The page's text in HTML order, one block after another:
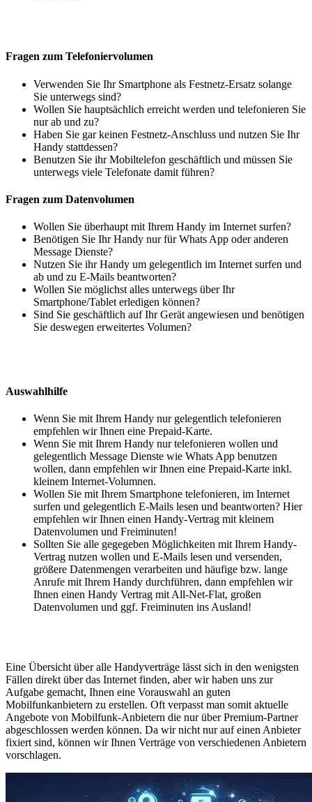
Fragen zum Telefoniervolumen
Verwenden Sie Ihr Smartphone als Festnetz-Ersatz solange
Sie unterwegs sind?
Wollen Sie hauptsächlich erreicht werden und telefonieren Sie
nur ab und zu?
Haben Sie gar keinen Festnetz-Anschluss und nutzen Sie Ihr
Handy stattdessen?
Benutzen Sie ihr Mobiltelefon geschäftlich und müssen Sie
unterwegs viele Telefonate damit führen?
Fragen zum Datenvolumen
Wollen Sie überhaupt mit Ihrem Handy im Internet surfen?
Benötigen Sie Ihr Handy nur für Whats App oder anderen
Message Dienste?
Nutzen Sie ihr Handy um gelegentlich im Internet surfen und
ab und zu E-Mails beantworten?
Wollen Sie möglichst alles unterwegs über Ihr
Smartphone/Tablet erledigen können?
Sind Sie geschäftlich auf Ihr Gerät angewiesen und benötigen
Sie deswegen erweitertes Volumen?
Auswahlhilfe
Wenn Sie mit Ihrem Handy nur gelegentlich telefonieren
empfehlen wir Ihnen eine Prepaid-Karte.
Wenn Sie mit Ihrem Handy nur telefonieren wollen und
gelegentlich Message Dienste wie Whats App benutzen
wollen, dann empfehlen wir Ihnen eine Prepaid-Karte inkl.
kleinem Internet-Volumnen.
Wollen Sie mit Ihrem Smartphone telefonieren, im Internet
surfen und gelegentlich E-Mails lesen und beantworten? Hier
empfehlen wir Ihnen einen Handy-Vertrag mit kleinem
Datenvolumen und Freiminuten!
Sollten Sie alle gegegeben Möglichkeiten mit Ihrem Handy-
Vertrag nutzen wollen und E-Mails lesen und versenden,
größere Datenmengen verarbeiten und häufige bzw. lange
Anrufe mit Ihrem Handy durchführen, dann empfehlen wir
Ihnen einen Handy Vertrag mit All-Net-Flat, großen
Datenvolumen und ggf. Freiminuten ins Ausland!
Eine Übersicht über alle Handyverträge lässt sich in den wenigsten
Fällen direkt über das Internet finden, aber wir haben uns zur
Aufgabe gemacht, Ihnen eine Vorauswahl an guten
Mobilfunkanbietern zu erstellen. Oft verpasst man somit aktuelle
Angebote von Mobilfunk-Anbietern die nur über Premium-Partner
abgeschlossen werden können. Da wir nicht nur auf einen Anbieter
fixiert sind, können wir Ihnen Verträge von verschiedenen Anbietern
vorschlagen.